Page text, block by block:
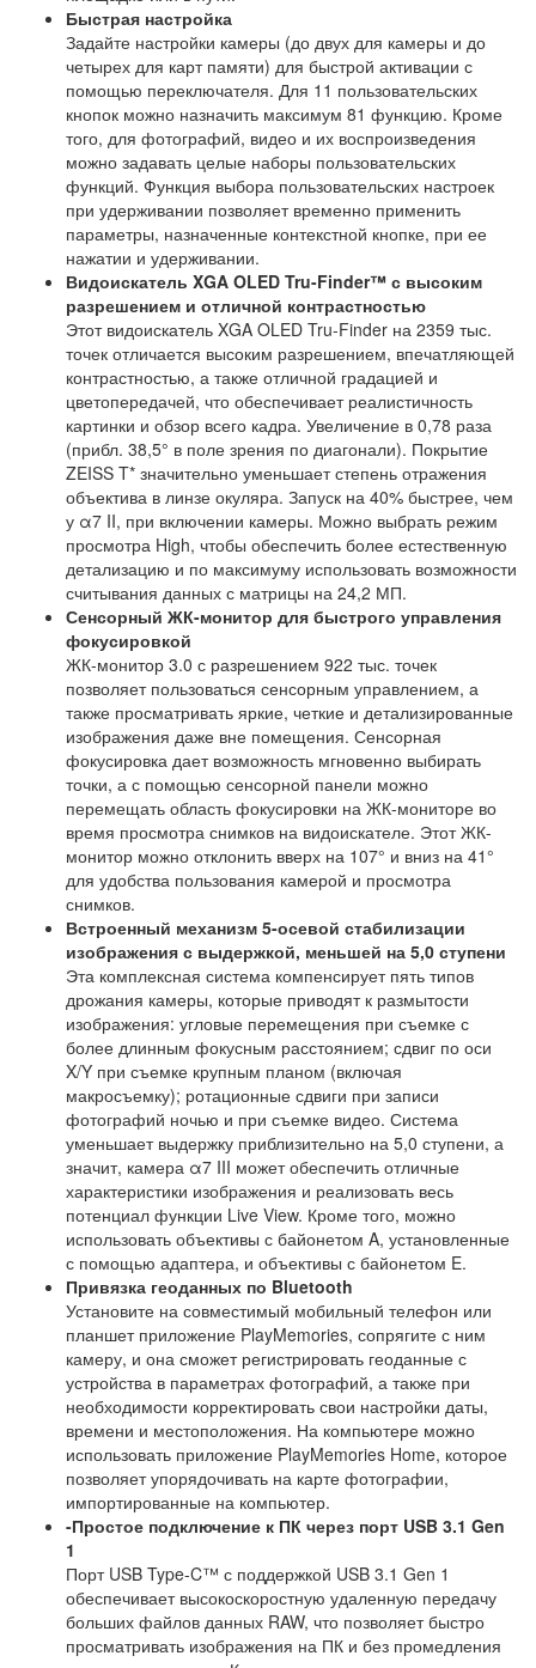
Быстрая настройка
Задайте настройки камеры (до двух для камеры и до
четырех для карт памяти) для быстрой активации с
помощью переключателя. Для 11 пользовательских
кнопок можно назначить максимум 81 функцию. Кроме
того, для фотографий, видео и их воспроизведения
можно задавать целые наборы пользовательских
функций. Функция выбора пользовательских настроек
при удерживании позволяет временно применить
параметры, назначенные контекстной кнопке, при ее
нажатии и удерживании.
Видоискатель XGA OLED Tru-Finder™ с высоким
разрешением и отличной контрастностью
Этот видоискатель XGA OLED Tru-Finder на 2359 тыс.
точек отличается высоким разрешением, впечатляющей
контрастностью, а также отличной градацией и
цветопередачей, что обеспечивает реалистичность
картинки и обзор всего кадра. Увеличение в 0,78 раза
(прибл. 38,5° в поле зрения по диагонали). Покрытие
ZEISS T* значительно уменьшает степень отражения
объектива в линзе окуляра. Запуск на 40% быстрее, чем
у α7 II, при включении камеры. Можно выбрать режим
просмотра High, чтобы обеспечить более естественную
детализацию и по максимуму использовать возможности
считывания данных с матрицы на 24,2 МП.
Сенсорный ЖК-монитор для быстрого управления
фокусировкой
ЖК-монитор 3.0 с разрешением 922 тыс. точек
позволяет пользоваться сенсорным управлением, а
также просматривать яркие, четкие и детализированные
изображения даже вне помещения. Сенсорная
фокусировка дает возможность мгновенно выбирать
точки, а с помощью сенсорной панели можно
перемещать область фокусировки на ЖК-мониторе во
время просмотра снимков на видоискателе. Этот ЖК-
монитор можно отклонить вверх на 107° и вниз на 41°
для удобства пользования камерой и просмотра
снимков.
Встроенный механизм 5-осевой стабилизации
изображения с выдержкой, меньшей на 5,0 ступени
Эта комплексная система компенсирует пять типов
дрожания камеры, которые приводят к размытости
изображения: угловые перемещения при съемке с
более длинным фокусным расстоянием; сдвиг по оси
X/Y при съемке крупным планом (включая
макросъемку); ротационные сдвиги при записи
фотографий ночью и при съемке видео. Система
уменьшает выдержку приблизительно на 5,0 ступени, а
значит, камера α7 III может обеспечить отличные
характеристики изображения и реализовать весь
потенциал функции Live View. Кроме того, можно
использовать объективы с байонетом A, установленные
с помощью адаптера, и объективы с байонетом E.
Привязка геоданных по Bluetooth
Установите на совместимый мобильный телефон или
планшет приложение PlayMemories, сопрягите с ним
камеру, и она сможет регистрировать геоданные с
устройства в параметрах фотографий, а также при
необходимости корректировать свои настройки даты,
времени и местоположения. На компьютере можно
использовать приложение PlayMemories Home, которое
позволяет упорядочивать на карте фотографии,
импортированные на компьютер.
-Простое подключение к ПК через порт USB 3.1 Gen
1
Порт USB Type-C™ с поддержкой USB 3.1 Gen 1
обеспечивает высокоскоростную удаленную передачу
больших файлов данных RAW, что позволяет быстро
просматривать изображения на ПК и без промедления